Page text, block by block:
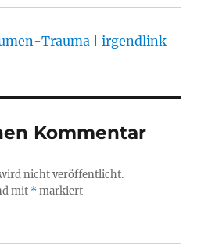
Trauma | irgendlink
Kommentar
nicht veröffentlicht.
mit *markiert